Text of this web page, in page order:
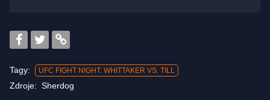
Tagy: UFC FIGHT NIGHT: WHITTAKER VS. TILL
Zdroje: Sherdog